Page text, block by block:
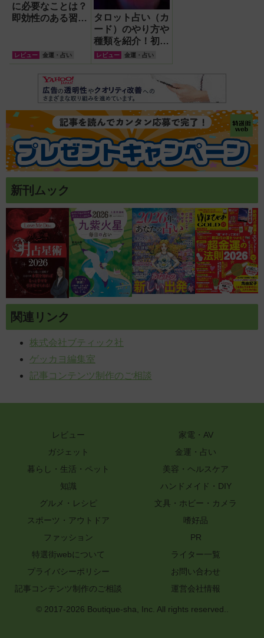
に必要なことは？
即効性のある習慣
あり】
レビュー 金運・占い
タロット占い（カ
ード）のやり方や
種類を紹介！初心
者におすすめの方
レビュー 金運・占い
新刊ムック
関連リンク
株式会社ブティック社
ゲッカヨ編集室
記事コンテンツ制作のご相談
レビュー
家電・AV
ガジェット
金運・占い
暮らし・生活・ペット
美容・ヘルスケア
知識
ハンドメイド・DIY
グルメ・レシピ
文具・ホビー・カメラ
スポーツ・アウトドア
嗜好品
ファッション
PR
特選街webについて
ライター一覧
プライバシーポリシー
お問い合わせ
記事コンテンツ制作のご相談
運営会社情報
© 2017-2026 Boutique-sha, Inc. All rights reserved..